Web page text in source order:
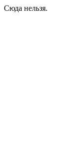
Сюда нельзя.